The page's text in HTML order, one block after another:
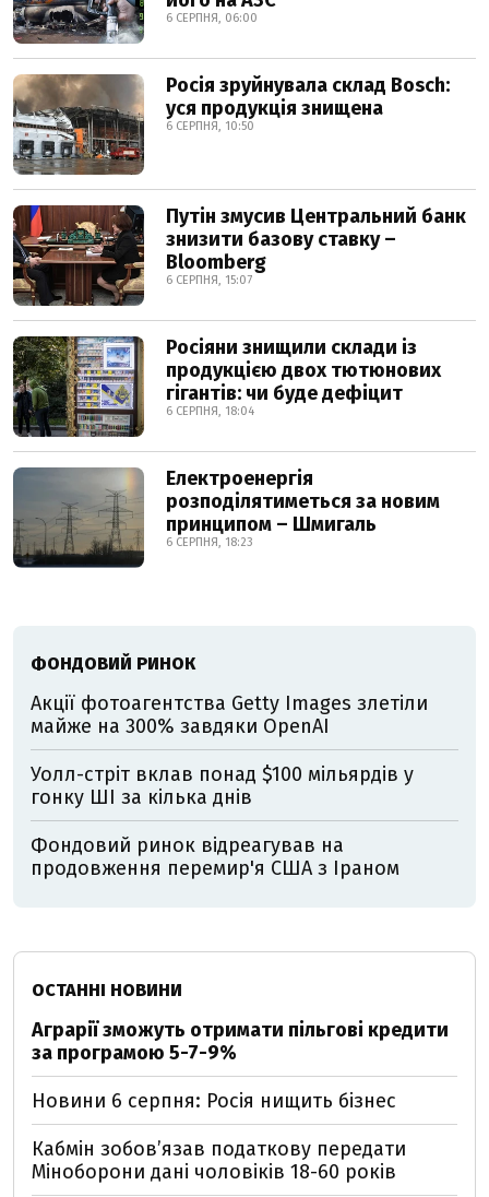
6 СЕРПНЯ, 06:00
Росія зруйнувала склад Bosch:
уся продукція знищена
6 СЕРПНЯ, 10:50
Путін змусив Центральний банк
знизити базову ставку –
Bloomberg
6 СЕРПНЯ, 15:07
Росіяни знищили склади із
продукцією двох тютюнових
гігантів: чи буде дефіцит
6 СЕРПНЯ, 18:04
Електроенергія
розподілятиметься за новим
принципом – Шмигаль
6 СЕРПНЯ, 18:23
ФОНДОВИЙ РИНОК
Акції фотоагентства Getty Images злетіли
майже на 300% завдяки OpenAI
Уолл-стріт вклав понад $100 мільярдів у
гонку ШІ за кілька днів
Фондовий ринок відреагував на
продовження перемир'я США з Іраном
ОСТАННІ НОВИНИ
Аграрії зможуть отримати пільгові кредити
за програмою 5-7-9%
Новини 6 серпня: Росія нищить бізнес
Кабмін зобовʼязав податкову передати
Міноборони дані чоловіків 18-60 років